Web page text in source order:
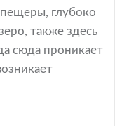
глубоко
также здесь
сюда проникает